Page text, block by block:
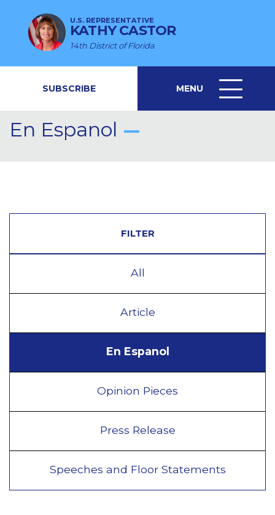
U.S. REPRESENTATIVE
KATHY CASTOR
14th District of Florida
SUBSCRIBE MENU
MENU
ICON
En Espanol
FILTER
All
Article
En Espanol
Opinion Pieces
Press Release
Speeches and Floor Statements